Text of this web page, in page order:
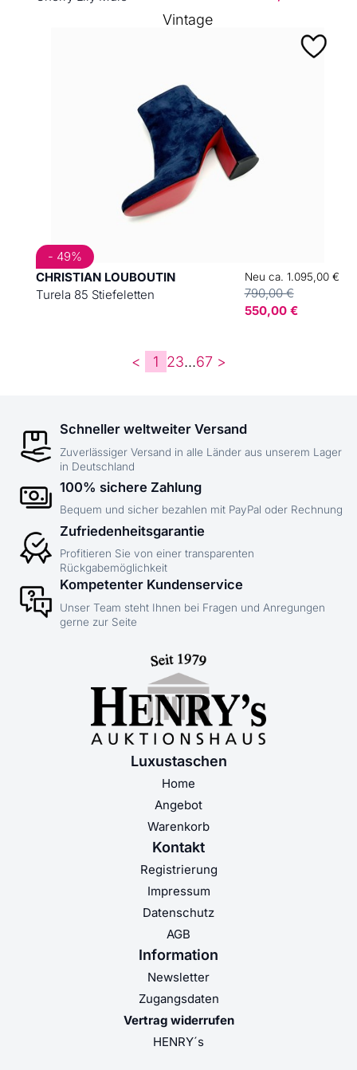
CHRISTIAN LOUBOUTIN
Turela 85 Stiefeletten
Neu ca. 1.095,00 €
790,00 €
550,00 €
- 49%
Vintage
< 1 23...67>
Schneller weltweiter Versand
Zuverlässiger Versand in alle Länder aus unserem Lager
in Deutschland
100% sichere Zahlung
Bequem und sicher bezahlen mit PayPal oder Rechnung
Zufriedenheitsgarantie
Profitieren Sie von einer transparenten
Rückgabemöglichkeit
Kompetenter Kundenservice
Unser Team steht Ihnen bei Fragen und Anregungen
gerne zur Seite
Luxustaschen
Home
Angebot
Warenkorb
Kontakt
Registrierung
Impressum
Datenschutz
AGB
Information
Newsletter
Zugangsdaten
Vertrag widerrufen
HENRY´s